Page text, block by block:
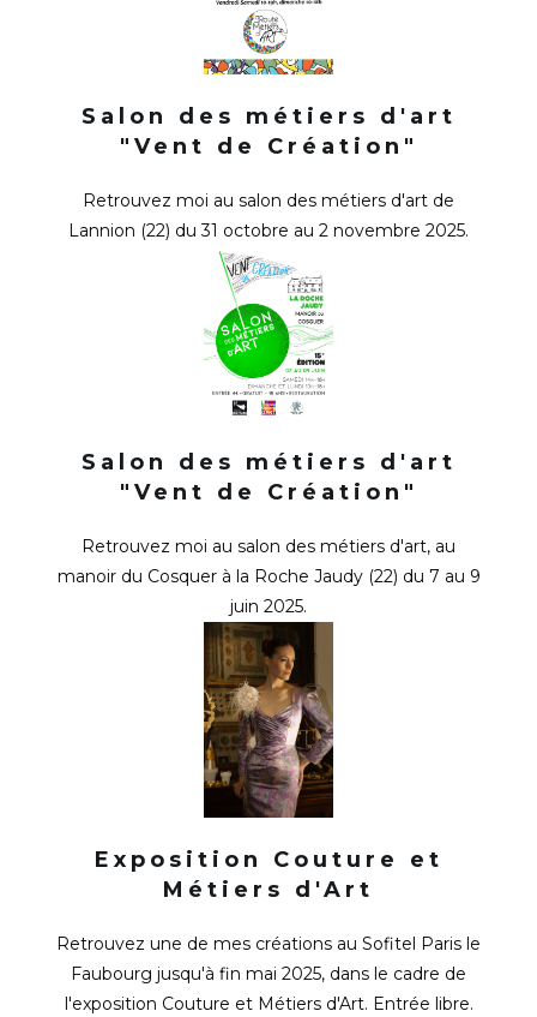
Salon des métiers d'art
"Vent de Création"
Retrouvez moi au salon des métiers d'art de
Lannion (22) du 31 octobre au 2 novembre 2025.
Salon des métiers d'art
"Vent de Création"
Retrouvez moi au salon des métiers d'art, au
manoir du Cosquer à la Roche Jaudy (22) du 7 au 9
juin 2025.
Exposition Couture et
Métiers d'Art
Retrouvez une de mes créations au Sofitel Paris le
Faubourg jusqu'à fin mai 2025, dans le cadre de
l'exposition Couture et Métiers d'Art. Entrée libre.